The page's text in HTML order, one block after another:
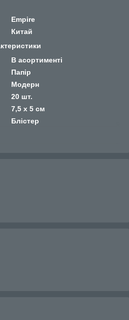
Empire
Китай
В асортименті
Папір
Модерн
20 шт.
7,5 х 5 см
Блістер